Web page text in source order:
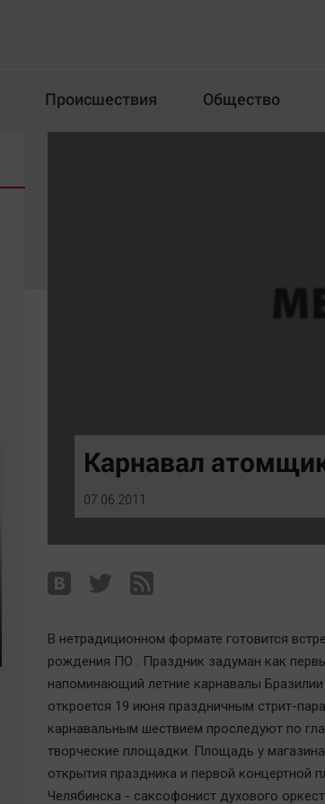
Происшествия Общество
темы
Челябинск космический
Другие рубрики
English version
Online-консультация
Карнавал
07.06.2011
В нетрадиционном формате готовится
рождения ПО . Праздник задуман как
напоминающий летние карнавалы
откроется 19 июня праздничным стрит-
карнавальным шествием проследуют по
творческие площадки. Площадь у
открытия праздника и первой концертной
Челябинска - саксофонист духового